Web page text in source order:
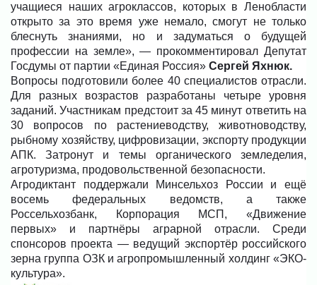
учащиеся наших агроклассов, которых в Ленобласти
открыто за это время уже немало, смогут не только
блеснуть знаниями, но и задуматься о будущей
профессии на земле», — прокомментировал Депутат
Госдумы от партии «Единая Россия» Сергей Яхнюк.
Вопросы подготовили более 40 специалистов отрасли.
Для разных возрастов разработаны четыре уровня
заданий. Участникам предстоит за 45 минут ответить на
30 вопросов по растениеводству, животноводству,
рыбному хозяйству, цифровизации, экспорту продукции
АПК. Затронут и темы органического земледелия,
агротуризма, продовольственной безопасности.
Агродиктант поддержали Минсельхоз России и ещё
восемь федеральных ведомств, а также
Россельхозбанк, Корпорация МСП, «Движение
первых» и партнёры аграрной отрасли. Среди
спонсоров проекта — ведущий экспортёр российского
зерна группа ОЗК и агропромышленный холдинг «ЭКО-
культура».